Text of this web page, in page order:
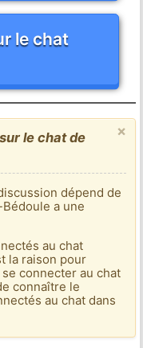
le chat
×
le chat de
dépend de
a une
au chat
la raison pour
connecter au chat
connaître le
au chat dans